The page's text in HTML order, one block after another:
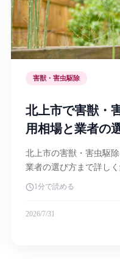
害獣・害虫駆除
北上市で害獣・
用相場と業者の
北上市の害獣・害虫駆
業者の選び方まで詳しく
1分で読める
2026/7/31